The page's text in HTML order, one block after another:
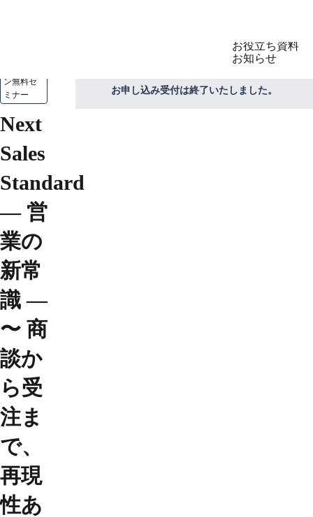
製品
お役立ち資料
お知らせ
ン無料セ
ミナー
Next
Sales
Standard
— 営
業の
新常
識 —
〜 商
談か
ら受
注ま
で、
再現
性あ
お申し込み受付は終了いたしました。